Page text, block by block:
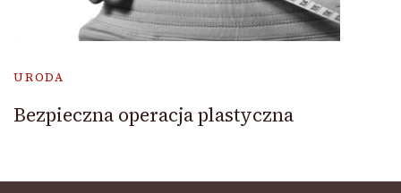
URODA
Bezpieczna operacja plastyczna